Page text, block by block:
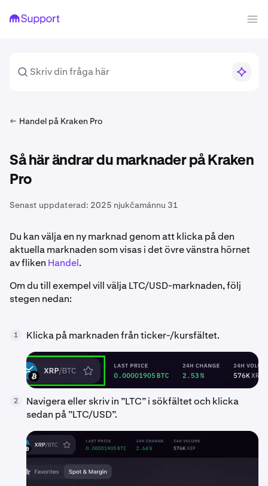
Handel på Kraken Pro
Så här ändrar du marknader på Kraken
Pro
Senast uppdaterad: 2025 njukčamánnu 31
Du kan välja en ny marknad genom att klicka på den
aktuella marknaden som visas i det övre vänstra hörnet
av fliken Handel.
Om du till exempel vill välja LTC/USD-marknaden, följ
stegen nedan:
1 Klicka på marknaden från ticker-/kursfältet.
2
Navigera eller skriv in ”LTC” i sökfältet och klicka
sedan på ”LTC/USD”.